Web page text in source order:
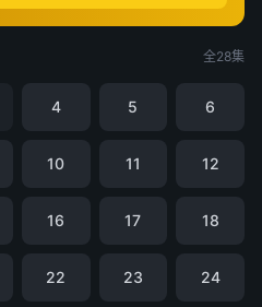
全28集
4 5 6
10 11 12
16 17 18
22 23 24